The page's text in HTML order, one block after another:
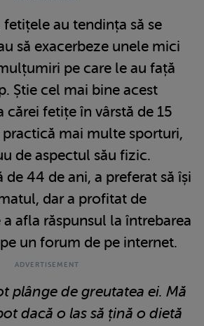
au tendința să se
să exacerbeze unele mici
pe care le au față
Știe cel mai bine acest
cărei fetițe în vârstă de 15
practică mai multe sporturi,
de aspectul său fizic.
de 44 de ani, a preferat să își
dar a profitat de
afla răspunsul la întrebarea
un forum de pe internet.
plânge de greutatea ei. Mă
dacă o las să țină o dietă